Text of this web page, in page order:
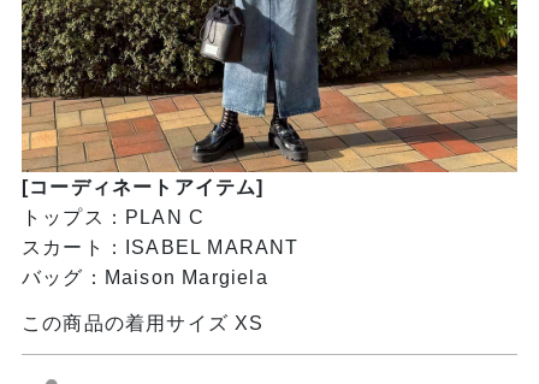
[コーディネートアイテム]
トップス：PLAN C
スカート：ISABEL MARANT
バッグ：Maison Margiela
この商品の着用サイズ XS